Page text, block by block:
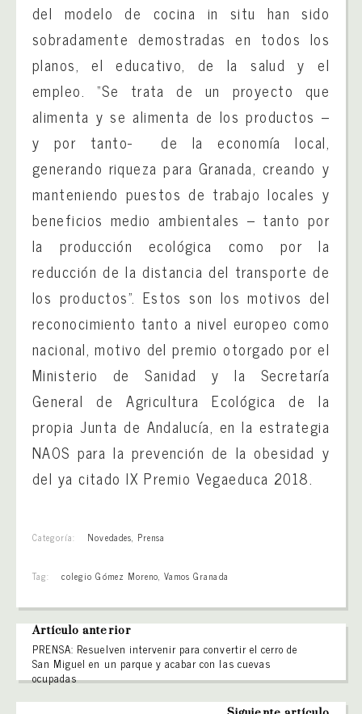
del modelo de cocina in situ han sido
sobradamente demostradas en todos los
planos, el educativo, de la salud y el
empleo. “Se trata de un proyecto que
alimenta y se alimenta de los productos –
y por tanto- de la economía local,
generando riqueza para Granada, creando y
manteniendo puestos de trabajo locales y
beneficios medio ambientales – tanto por
la producción ecológica como por la
reducción de la distancia del transporte de
los productos”. Estos son los motivos del
reconocimiento tanto a nivel europeo como
nacional, motivo del premio otorgado por el
Ministerio de Sanidad y la Secretaría
General de Agricultura Ecológica de la
propia Junta de Andalucía, en la estrategia
NAOS para la prevención de la obesidad y
del ya citado IX Premio Vegaeduca 2018.
Categoría: Novedades, Prensa
Tag: colegio Gómez Moreno,Vamos Granada
Artículo anterior
PRENSA: Resuelven intervenir para convertir el cerro de
San Miguel en un parque y acabar con las cuevas
ocupadas